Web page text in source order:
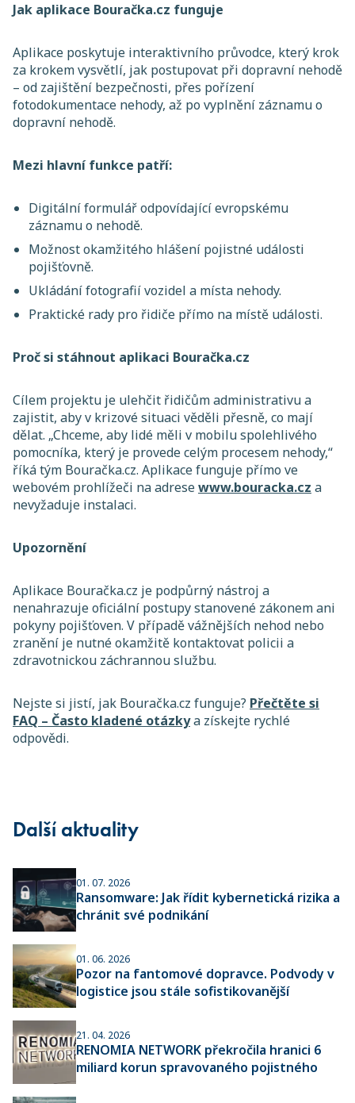
Jak aplikace Bouračka.cz funguje
Aplikace poskytuje interaktivního průvodce, který krok
za krokem vysvětlí, jak postupovat při dopravní nehodě
– od zajištění bezpečnosti, přes pořízení
fotodokumentace nehody, až po vyplnění záznamu o
dopravní nehodě.
Mezi hlavní funkce patří:
Digitální formulář odpovídající evropskému
záznamu o nehodě.
Možnost okamžitého hlášení pojistné události
pojišťovně.
Ukládání fotografií vozidel a místa nehody.
Praktické rady pro řidiče přímo na místě události.
Proč si stáhnout aplikaci Bouračka.cz
Cílem projektu je ulehčit řidičům administrativu a
zajistit, aby v krizové situaci věděli přesně, co mají
dělat. „Chceme, aby lidé měli v mobilu spolehlivého
pomocníka, který je provede celým procesem nehody,“
říká tým Bouračka.cz. Aplikace funguje přímo ve
webovém prohlížeči na adresewww.bouracka.cz a
nevyžaduje instalaci.
Upozornění
Aplikace Bouračka.cz je podpůrný nástroj a
nenahrazuje oficiální postupy stanovené zákonem ani
pokyny pojišťoven. V případě vážnějších nehod nebo
zranění je nutné okamžitě kontaktovat policii a
zdravotnickou záchrannou službu.
Nejste si jistí, jak Bouračka.cz funguje? Přečtěte si
FAQ – Často kladené otázkya získejte rychlé
odpovědi.
Další aktuality
01. 07. 2026
Ransomware: Jak řídit kybernetická rizika a
chránit své podnikání
01. 06. 2026
Pozor na fantomové dopravce. Podvody v
logistice jsou stále sofistikovanější
21. 04. 2026
RENOMIA NETWORK překročila hranici 6
miliard korun spravovaného pojistného